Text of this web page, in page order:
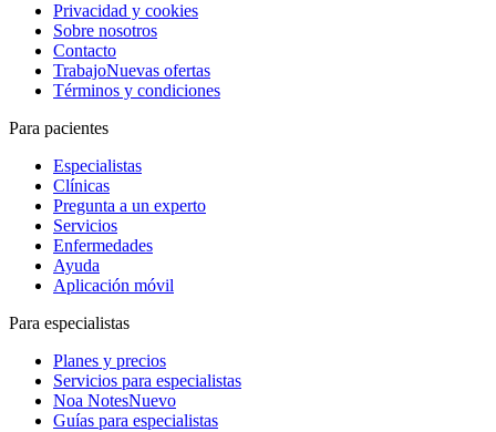
Privacidad y cookies
Sobre nosotros
Contacto
TrabajoNuevas ofertas
Términos y condiciones
Para pacientes
Especialistas
Clínicas
Pregunta a un experto
Servicios
Enfermedades
Ayuda
Aplicación móvil
Para especialistas
Planes y precios
Servicios para especialistas
Noa NotesNuevo
Guías para especialistas